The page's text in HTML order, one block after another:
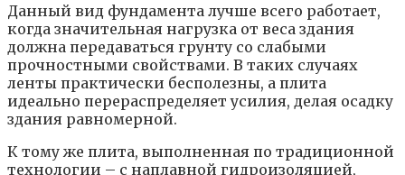
Данный вид фундамента лучше всего работает,
когда значительная нагрузка от веса здания
должна передаваться грунту со слабыми
прочностными свойствами. В таких случаях
ленты практически бесполезны, а плита
идеально перераспределяет усилия, делая осадку
здания равномерной.
К тому же плита, выполненная по традиционной
технологии – с наплавной гидроизоляцией,